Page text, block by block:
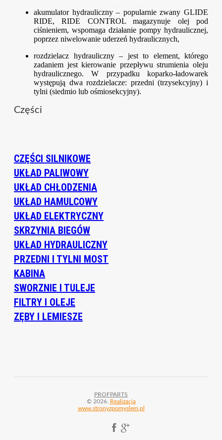
akumulator hydrauliczny – popularnie zwany GLIDE
RIDE, RIDE CONTROL magazynuje olej pod
ciśnieniem, wspomaga działanie pompy hydraulicznej,
poprzez niwelowanie uderzeń hydraulicznych,
rozdzielacz hydrauliczny – jest to element, którego
zadaniem jest kierowanie przepływu strumienia oleju
hydraulicznego. W przypadku koparko-ładowarek
występują dwa rozdzielacze: przedni (trzysekcyjny) i
tylni (siedmio lub ośmiosekcyjny).
Części
CZĘŚCI SILNIKOWE
UKŁAD PALIWOWY
UKŁAD CHŁODZENIA
UKŁAD HAMULCOWY
UKŁAD ELEKTRYCZNY
SKRZYNIA BIEGÓW
UKŁAD HYDRAULICZNY
PRZEDNI I TYLNI MOST
KABINA
SWORZNIE I TULEJE
FILTRY I OLEJE
ZĘBY I LEMIESZE
PROFPARTS
© 2026. Realizacja
www.stronyzpomyslem.pl